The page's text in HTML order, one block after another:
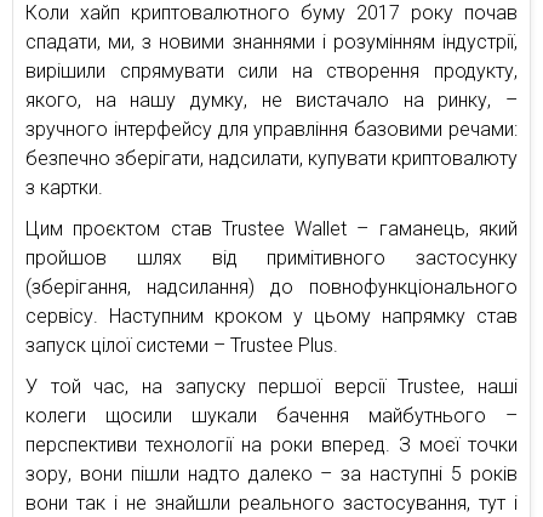
Коли хайп криптовалютного буму 2017 року почав
спадати, ми, з новими знаннями і розумінням індустрії,
вирішили спрямувати сили на створення продукту,
якого, на нашу думку, не вистачало на ринку, –
зручного інтерфейсу для управління базовими речами:
безпечно зберігати, надсилати, купувати криптовалюту
з картки.
Цим проєктом став Trustee Wallet – гаманець, який
пройшов шлях від примітивного застосунку
(зберігання, надсилання) до повнофункціонального
сервісу. Наступним кроком у цьому напрямку став
запуск цілої системи – Trustee Plus.
У той час, на запуску першої версії Trustee, наші
колеги щосили шукали бачення майбутнього –
перспективи технології на роки вперед. З моєї точки
зору, вони пішли надто далеко – за наступні 5 років
вони так і не знайшли реального застосування, тут і